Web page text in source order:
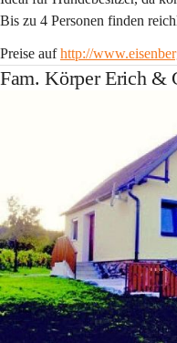
Bis zu 4 Personen finden
Preise auf http://
Fam. Körper Erich &